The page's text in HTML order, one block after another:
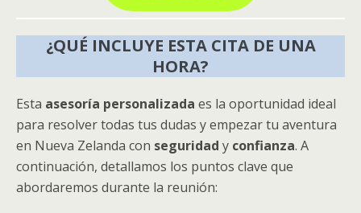
¿QUÉ INCLUYE ESTA CITA DE UNA
HORA?
Esta asesoría personalizada es la oportunidad ideal
para resolver todas tus dudas y empezar tu aventura
en Nueva Zelanda con seguridad y confianza. A
continuación, detallamos los puntos clave que
abordaremos durante la reunión: